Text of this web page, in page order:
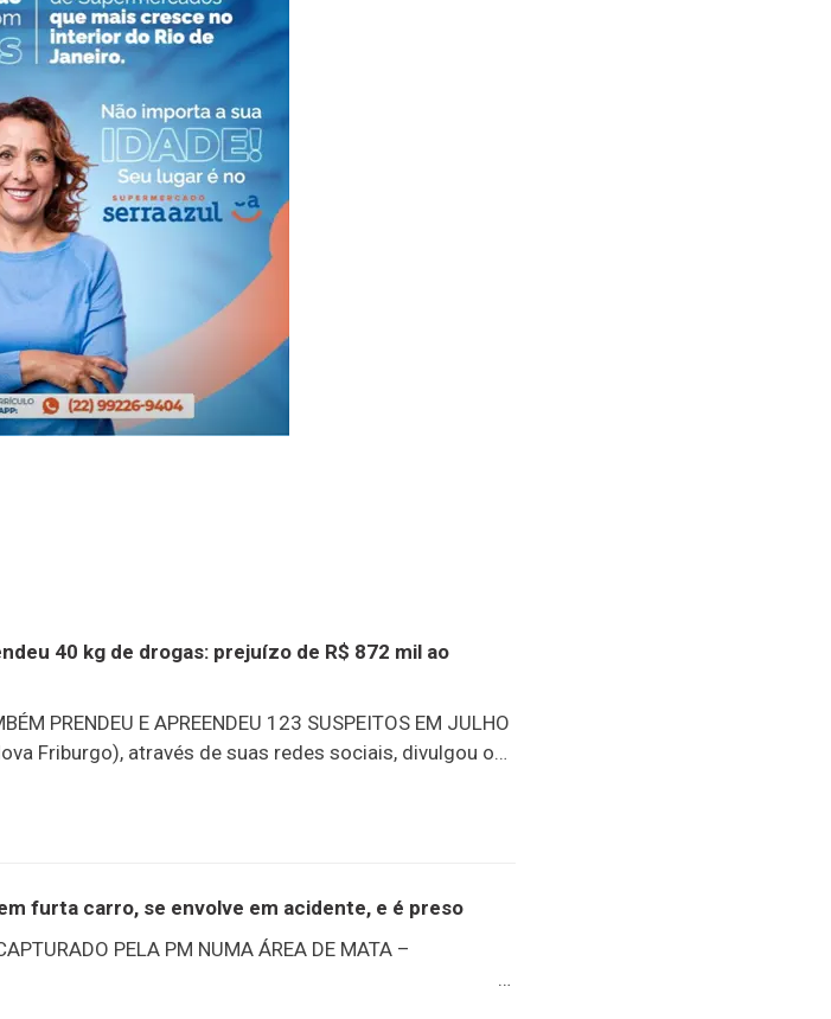
40 kg de drogas: prejuízo de R$ 872 mil ao
PRENDEU E APREENDEU 123 SUSPEITOS EM JULHO
Friburgo), através de suas redes sociais, divulgou o
de julho: um dos destaques, sem dúvida, foi a
98 presos adultos e 25 adolescentes
armas de fogo apreendidas40.073g de
furta carro, se envolve em acidente, e é preso
PELA PM NUMA ÁREA DE MATA –
do 11º BPM (Nova Friburgo)